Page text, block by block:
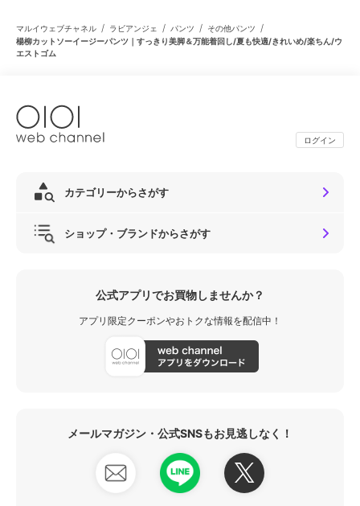
マルイウェブチャネル / ラビアンジェ / パンツ / その他パンツ /
楊柳カットソーイージーパンツ｜すっきり美脚＆万能着回し/夏も快適/きれいめ/楽ちん/ウ
エストゴム
ログイン
カテゴリーからさがす
ショップ・ブランドからさがす
公式アプリでお買物しませんか？
アプリ限定クーポンやおトクな情報を配信中！
メールマガジン・公式SNSもお見逃しなく！